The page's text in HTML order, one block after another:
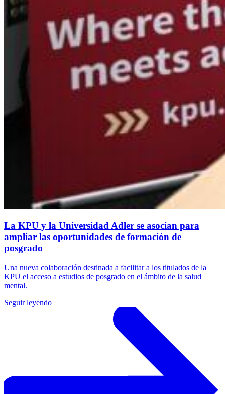
La KPU y la Universidad Adler se asocian para
ampliar las oportunidades de formación de
posgrado
Una nueva colaboración destinada a facilitar a los titulados de la
KPU el acceso a estudios de posgrado en el ámbito de la salud
mental.
Seguir leyendo